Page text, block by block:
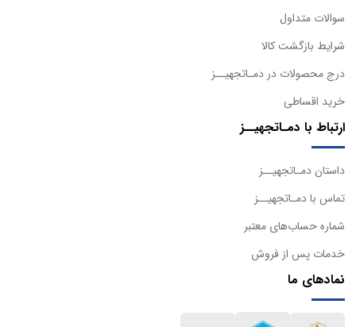
سوالات متداول
شرایط بازگشت کالا
درج محصولات در دمـاتجهیــز
خرید اقساطی
ارتباط با دمـاتجهیــز
داستان دمـاتجهیــز
تماس با دمـاتجهیــز
شماره حساب‌های معتبر
خدمات پس از فروش
نمادهای ما